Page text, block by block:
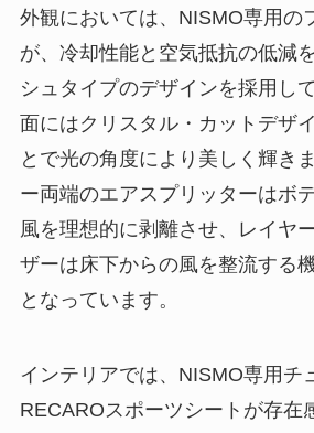
外観においては、NISMO専用の
が、冷却性能と空気抵抗の低減
シュタイプのデザインを採用し
面にはクリスタル・カットデザ
とで光の角度により美しく輝き
ー両端のエアスプリッターはボ
風を理想的に剥離させ、レイヤ
ザーは床下からの風を整流する
となっています。
インテリアでは、NISMO専用チ
RECAROスポーツシートが存在